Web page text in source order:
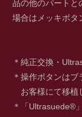
品の他のパートと
場合はメッキボタ
＊純正交換・
＊操作ボタンは
お客様にて移植
＊「Ultrasuede®